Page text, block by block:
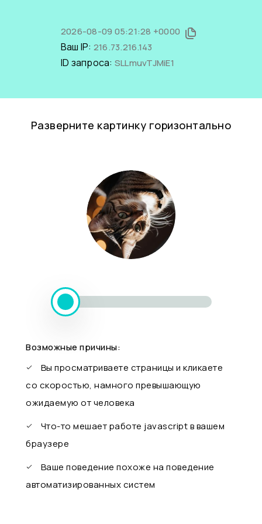
2026-08-09 05:21:28 +0000
Ваш IP: 216.73.216.143
ID запроса: SLLmuvTJMiE1
Разверните картинку горизонтально
Возможные причины:
Вы просматриваете страницы и кликаете
со скоростью, намного превышающую
ожидаемую от человека
Что-то мешает работе javascript в вашем
браузере
Ваше поведение похоже на поведение
автоматизированных систем